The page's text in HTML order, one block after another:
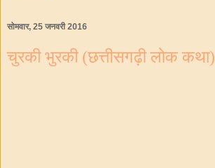
सोमवार, 25 जनवरी 2016
चुरकी भुरकी (छत्तीसगढ़ी लोक कथा)